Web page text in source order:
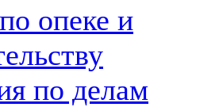
опеке и
по делам